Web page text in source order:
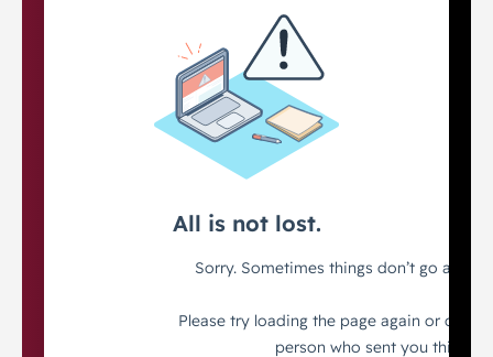
opties voor een
kickstarter. Samen
gaan we in gesprek
voor de beste
keuze voor jou.
Je zit nergens aan
je een afspraak
inschiet wanneer
het jou uitkomt.
Je zit nergens aan